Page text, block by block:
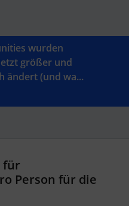
wurden
größer und
ändert (und wa...
für
Person für die